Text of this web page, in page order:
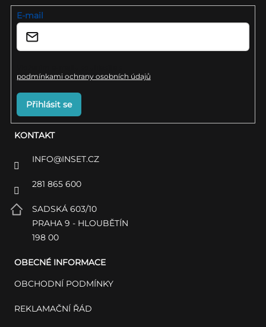
KONTAKT
INFO@INSET.CZ
281 865 600
SADSKÁ 603/10
PRAHA 9 - HLOUBĚTÍN
198 00
OBECNÉ INFORMACE
OBCHODNÍ PODMÍNKY
REKLAMAČNÍ ŘÁD
E-mail
podmínkami ochrany osobních údajů
Přihlásit se